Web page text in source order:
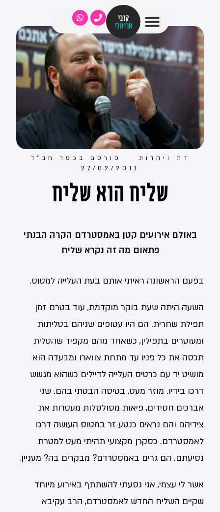
קובי
אריאלי
דת ויהדות פורסם ב כפר חב"ד
27/02/2011
שליח הוא שליח
באולם אירועים קטן באמסטרדם הקרה הבנתי
פתאום מה זה נקרא שליח
בפעם הראשונה ראיתי אותם בעת העלייה למטוס.
השעה היתה שעת בוקר מוקדמת, עוד בטרם זמן
תפילת שחרית. הם היו עטופים שניהם בטליתות
ומעוטרים בתפילין, כשאחד מהם מקפיד שהטלית
תכסה את כל פניו עד מתחת צווארו ומבעדה הוא
מושיט יד עם כרטיס העלייה לדיילים כשהוא מגשש
דרכו בידיו. מוזר מעט. בטיסה הבטתי בהם. שני
אברכים חסידים, פיאות מסולסלות מעטרות את
צידיהם והם נראים כנטע זר במטוס העושה דרכו
לאמסטרדם. כסקרן מקצועי תהיתי מעט למטרת
נסיעתם. הם גרים באמסטרדם? מבקרים בה? מעניין.
אשר לי עצמי, אני נסעתי להשתתף באירוע מיוחד
שקיים השליח החדש לאמסטרדם, הרב עקיבא